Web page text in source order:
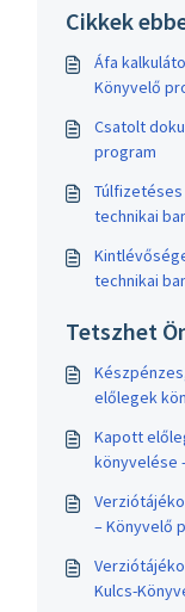
Cikkek
Áfa
Könyvelő
Csatolt
program
technikai
technikai
Tetszhet
előlegek
Kapott
könyvelése
– Könyvelő
Kulcs-